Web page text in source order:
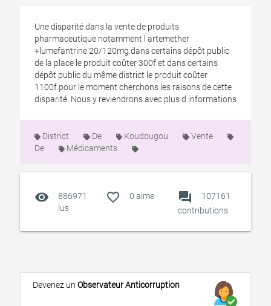
Une disparité dans la vente de produits
pharmaceutique notamment l artemether
+lumefantrine 20/120mg.dans certains dépôt public
de la place le produit coûter 300f et dans certains
dépôt public du même district le produit coûter
1100f.pour le moment cherchons les raisons de cette
disparité. Nous y reviendrons avec plus d informations
District De Koudougou
Vente
De
Médicaments
visibility
886971
lus
favorite_outline 0 aime forum
107161
contributions
Devenez un Observateur Anticorruption